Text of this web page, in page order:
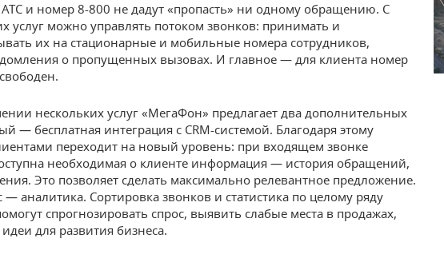
и номер 8-800 не дадут «пропасть» ни одному обращению. С
услуг можно управлять потоком звонков: принимать и
их на стационарные и мобильные номера сотрудников,
о пропущенных вызовах. И главное — для клиента номер
нескольких услуг «МегаФон» предлагает два дополнительных
— бесплатная интеграция с CRM-системой. Благодаря этому
переходит на новый уровень: при входящем звонке
необходимая о клиенте информация — история обращений,
Это позволяет сделать максимально релевантное предложение.
— аналитика. Сортировка звонков и статистика по целому ряду
спрогнозировать спрос, выявить слабые места в продажах,
для развития бизнеса.